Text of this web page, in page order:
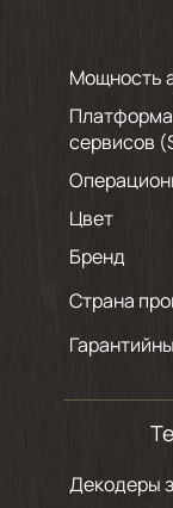
Мощность
сервисов
Цвет
Бренд
Страна
Декодеры